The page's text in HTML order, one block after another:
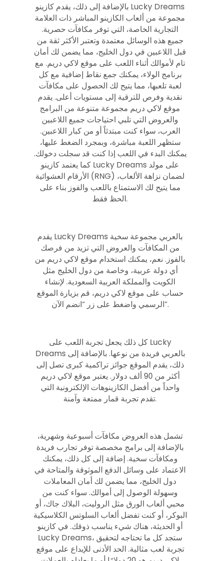
بالإضافة إلى ذلك، يقدم كازينو Lucky Dreams
مجموعة من ألعاب الكازينو المباشر ذات العلامة
التجارية الخاصة، التي توفر مكافآت حصرية.
جميع هذه الوسائل معتمدة وتعتبر الأكثر ثقة من
قبل اللاعبين في دول الخليج، مما يضمن لك أمان
تام لأموالك أثناء اللعب على موقع لاكي دريم. مع
برنامج الولاء، يمكنك جمع نقاط إضافية مع كل
لعبة تلعبها، مما يتيح لك الحصول على مكافآت
نقدية وفرص للترقية إلى مستويات أعلى. يقدم
موقع لاكي دريم مجموعة متنوعة من البرامج
والعروض التي تلبي احتياجات جميع اللاعبين
العرب، سواء كنت مبتدئاً أو من كبار اللاعبين.
ستظهر اللعبة مباشرة، وبمجرد الضغط عليها،
يمكنك البدء في اللعب إذا كنت قد سجلت دخولك.
كما يعتمد كازينو Lucky Dreams على مولد
الأرقام العشوائية (RNG) لضمان نزاهة الألعاب،
مما يتيح لك الاستمتاع باللعب والفوز بناء على
الحظ فقط.
يقدم Lucky Dreams بالعربي مجموعة سخية
من المكافآت والعروض التي تزيد من فرصك
بالفوز. نعم، يمكنك استخدام موقع لاكي دريم من
أي دولة عربية، وخاصة من دول الخليج مثل
الكويت والمملكة العربية السعودية. لإنشاء
حساب على موقع لاكي دريم، قم بزيارة الموقع
الرسمي واضغط على زر “انضم الآن”.
كل ذلك يجعل تجربة اللعب على Lucky
Dreams بالعربي فريدة من نوعها. بالإضافة إلى
ذلك، يقدم الموقع جوائز تراكمية كبرى تصل إلى
أكثر من 90 ألف دولار. يعتبر موقع لاكي دريم
واحداً من أفضل الكازينوهات الإلكترونية التي
تقدم تجربة قمار ممتعة وآمنة.
تشمل هذه العروض مكافآت أسبوعية وشهرية،
بالإضافة إلى برامج مخصصة توفر تجارب فريدة
ومكافآت سخية. إضافة إلى كل ذلك، يمكنك
الاعتماد على وسائل الدفع الموثوقة والمتاحة في
دول الخليج، مما يضمن لك أمان المعاملات
وسهولة الوصول إلى أموالك. سواء كنت من
محبي ألعاب الورق مثل الروليت، البلاك جاك، أو
البوكر، أو كنت تفضل ألعاب السلوتس الكلاسيكية
أو الحديثة، هناك شيء يناسب ذوقك. في كازينو
Lucky Dreams، ستجد كل ما تحتاجه لتحقيق
تجربة لعب مثالية. الحد الأدنى للإيداع على موقع